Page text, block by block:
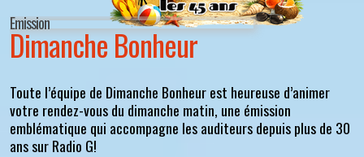
Emission
Dimanche Bonheur
Toute l’équipe de Dimanche Bonheur est heureuse d’animer
votre rendez-vous du dimanche matin, une émission
emblématique qui accompagne les auditeurs depuis plus de 30
ans sur Radio G!